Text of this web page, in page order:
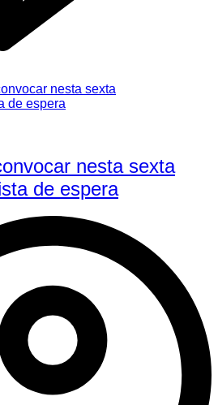
nesta sexta
de espera